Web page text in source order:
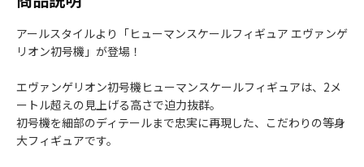
アールスタイルより「ヒューマンスケールフィギュア エヴァンゲ
リオン初号機」が登場！
エヴァンゲリオン初号機ヒューマンスケールフィギュアは、2メ
ートル超えの見上げる高さで迫力抜群。
初号機を細部のディテールまで忠実に再現した、こだわりの等身
大フィギュアです。